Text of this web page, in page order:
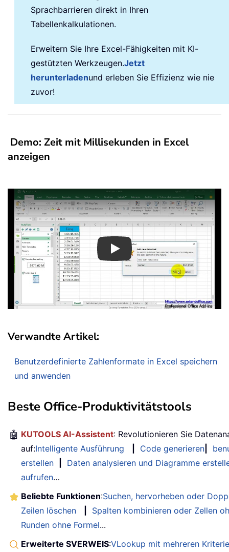
Sprachbarrieren direkt in Ihren
Tabellenkalkulationen.
Erweitern Sie Ihre Excel-Fähigkeiten mit KI-
gestützten Werkzeugen.Jetzt
herunterladenund erleben Sie Effizienz wie nie
zuvor!
Demo: Zeit mit Millisekunden in Excel
anzeigen
Play
Verwandte Artikel:
Benutzerdefinierte Zahlenformate in Excel speichern
und anwenden
Beste Office-Produktivitätstools
🤖 KUTOOLS AI-Assistent: Revolutionieren Sie
auf:Intelligente Ausführung Code generieren
erstellen
Daten analysieren und Diagramme
aufrufen…
Beliebte Funktionen:Suchen, hervorheben oder
Zeilen löschen
Spalten kombinieren oder Zellen
Runden ohne Formel...
Erweiterte SVERWEIS:VLookup mit mehreren